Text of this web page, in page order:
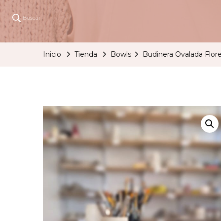
Buscar
Inicio Tienda Bowls Budinera Ovalada